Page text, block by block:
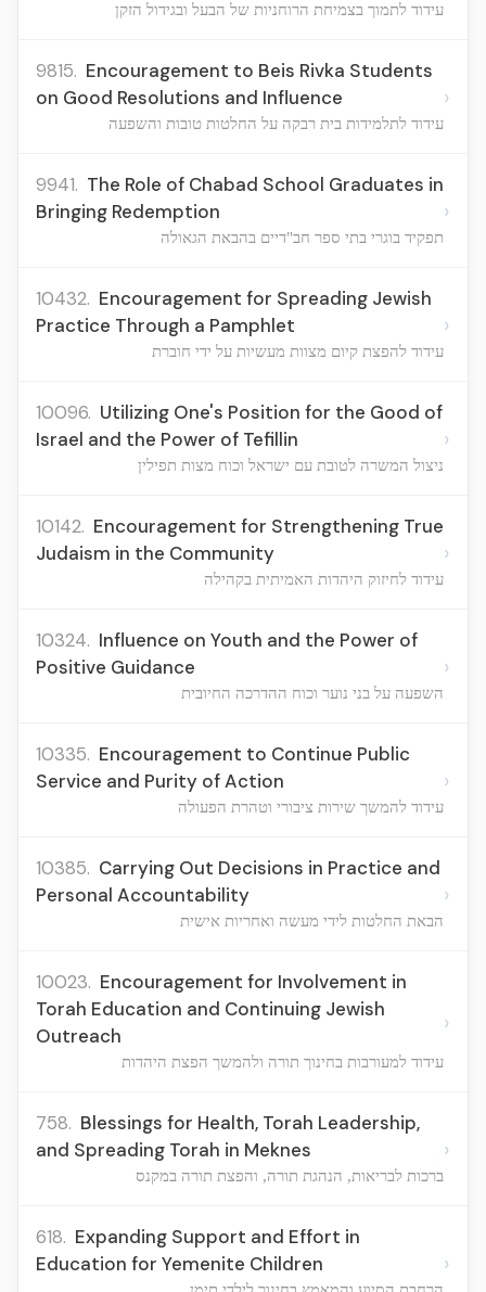
עידוד לתמוך בצמיחת הרוחניות של הבעל ובגידול הזקן
9815. Encouragement to Beis Rivka Students
on Good Resolutions and Influence
עידוד לתלמידות בית רבקה על החלטות טובות והשפעה
›
9941. The Role of Chabad School Graduates in
Bringing Redemption
תפקיד בוגרי בתי ספר חב"דיים בהבאת הגאולה
›
10432. Encouragement for Spreading Jewish
Practice Through a Pamphlet
עידוד להפצת קיום מצוות מעשיות על ידי חוברת
›
10096. Utilizing One's Position for the Good of
Israel and the Power of Tefillin
ניצול המשרה לטובת עם ישראל וכוח מצות תפילין
›
10142. Encouragement for Strengthening True
Judaism in the Community
עידוד לחיזוק היהדות האמיתית בקהילה
›
10324. Influence on Youth and the Power of
Positive Guidance
השפעה על בני נוער וכוח ההדרכה החיובית
›
10335. Encouragement to Continue Public
Service and Purity of Action
עידוד להמשך שירות ציבורי וטהרת הפעולה
›
10385. Carrying Out Decisions in Practice and
Personal Accountability
הבאת החלטות לידי מעשה ואחריות אישית
›
10023. Encouragement for Involvement in
Torah Education and Continuing Jewish
Outreach
עידוד למעורבות בחינוך תורה ולהמשך הפצת היהדות
›
758. Blessings for Health, Torah Leadership,
and Spreading Torah in Meknes
ברכות לבריאות, הנהגת תורה, והפצת תורה במקנס
›
618. Expanding Support and Effort in
Education for Yemenite Children
›